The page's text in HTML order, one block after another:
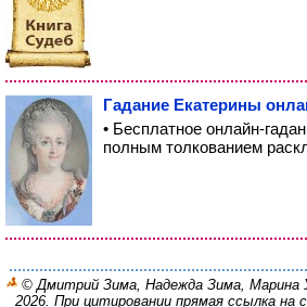
Гадание Екатерины
• Бесплатное онлайн-
полным толкованием
© Дмитрий Зима, Надежда Зима, Марина
2026. При цитировании прямая ссылка на